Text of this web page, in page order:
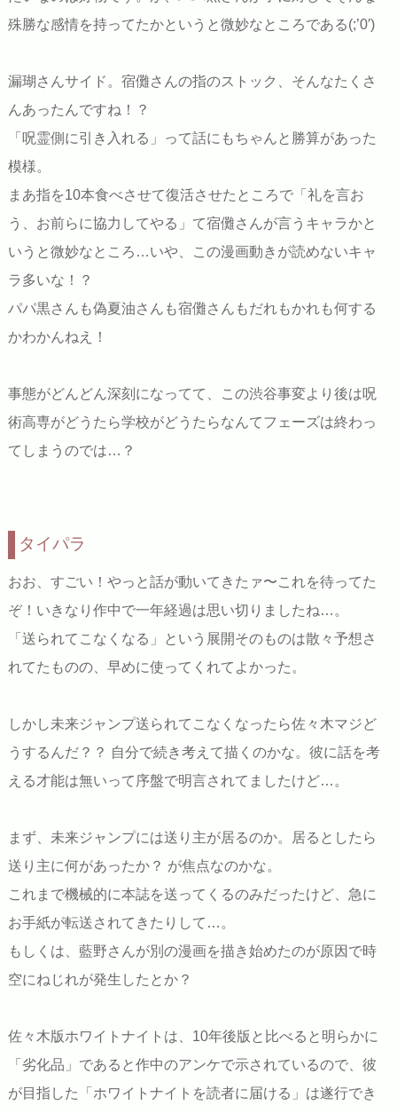
殊勝な感情を持ってたかというと微妙なところである(;’0′)
漏瑚さんサイド。宿儺さんの指のストック、そんなたくさ
んあったんですね！？
「呪霊側に引き入れる」って話にもちゃんと勝算があった
模様。
まあ指を10本食べさせて復活させたところで「礼を言お
う、お前らに協力してやる」て宿儺さんが言うキャラかと
いうと微妙なところ…いや、この漫画動きが読めないキャ
ラ多いな！？
パパ黒さんも偽夏油さんも宿儺さんもだれもかれも何する
かわかんねえ！
事態がどんどん深刻になってて、この渋谷事変より後は呪
術高専がどうたら学校がどうたらなんてフェーズは終わっ
てしまうのでは…？
タイパラ
おお、すごい！やっと話が動いてきたァ〜これを待ってた
ぞ！いきなり作中で一年経過は思い切りましたね…。
「送られてこなくなる」という展開そのものは散々予想さ
れてたものの、早めに使ってくれてよかった。
しかし未来ジャンプ送られてこなくなったら佐々木マジど
うするんだ？？ 自分で続き考えて描くのかな。彼に話を考
える才能は無いって序盤で明言されてましたけど…。
まず、未来ジャンプには送り主が居るのか。居るとしたら
送り主に何があったか？ が焦点なのかな。
これまで機械的に本誌を送ってくるのみだったけど、急に
お手紙が転送されてきたりして…。
もしくは、藍野さんが別の漫画を描き始めたのが原因で時
空にねじれが発生したとか？
佐々木版ホワイトナイトは、10年後版と比べると明らかに
「劣化品」であると作中のアンケで示されているので、彼
が目指した「ホワイトナイトを読者に届ける」は遂行でき